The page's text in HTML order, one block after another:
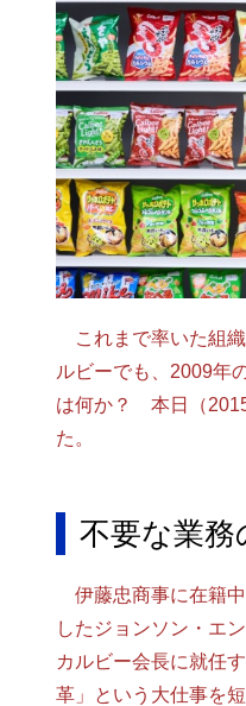
これまで率いた組織
ルビーでも、2009年
は何か？ 本日（
た。
不要な業
伊藤忠商事に在籍
したジョンソン・エ
カルビー会長に就任
革」という大仕事を